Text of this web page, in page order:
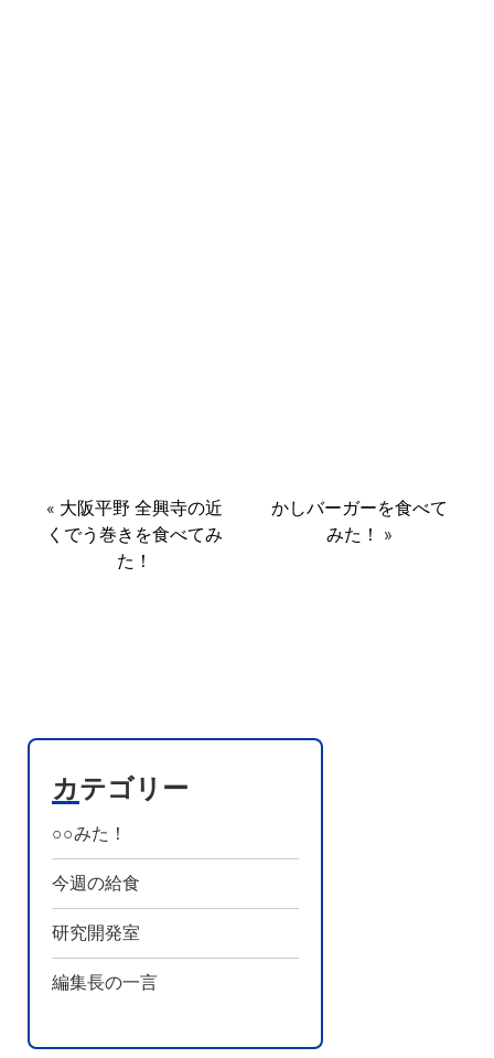
« 大阪平野 全興寺の近
くでう巻きを食べてみ
た！
かしバーガーを食べて
みた！
»
カテゴリー
○○みた！
今週の給食
研究開発室
編集長の一言